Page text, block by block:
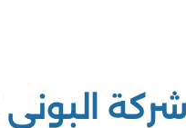
شركة البوني